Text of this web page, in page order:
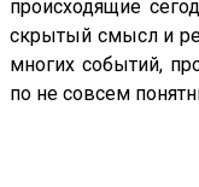
происходящие
скрытый смысл и
многих событий,
по не совсем